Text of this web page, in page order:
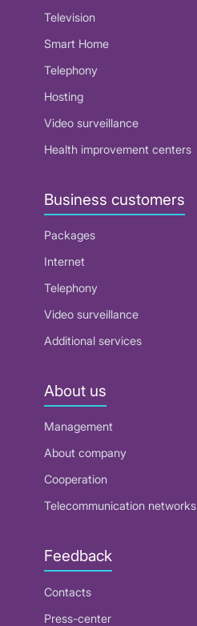
Television
Smart Home
Telephony
Hosting
Video surveillance
Health improvement centers
Business customers
Packages
Internet
Telephony
Video surveillance
Additional services
About us
Management
About company
Cooperation
Telecommunication networks
Feedback
Contacts
Press-center